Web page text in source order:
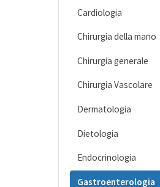
Cardiologia
Chirurgia della mano
Chirurgia generale
Chirurgia Vascolare
Dermatologia
Dietologia
Endocrinologia
Gastroenterologia